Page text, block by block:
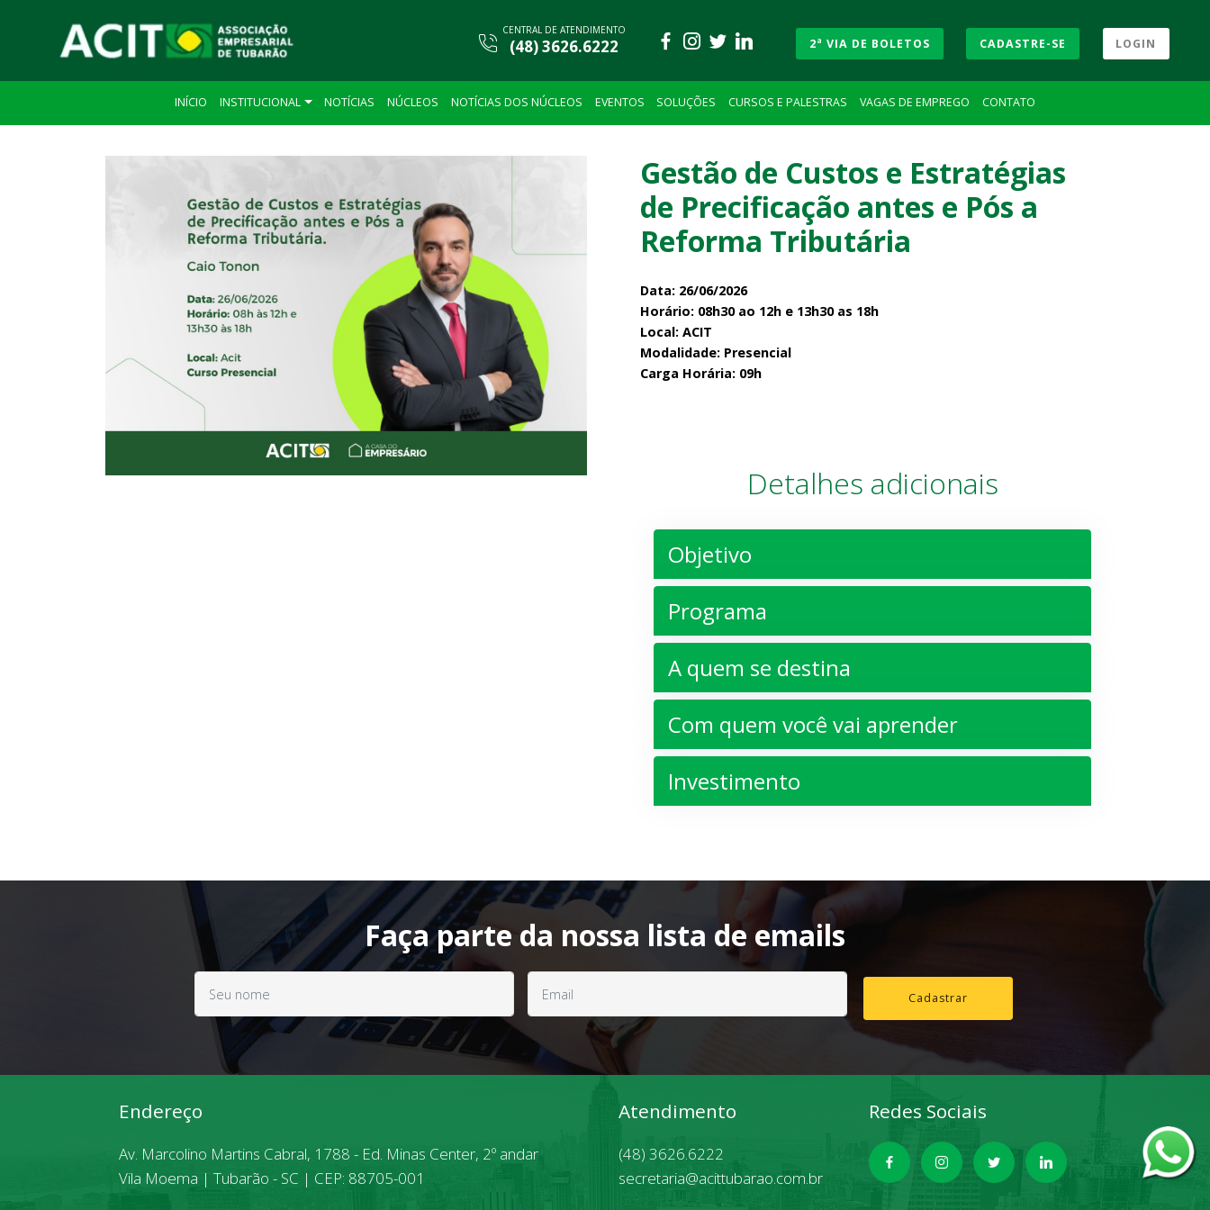
CENTRAL DE ATENDIMENTO
(48) 3626.6222 2ª VIA DE BOLETOS CADASTRE-SE LOGIN
INÍCIO INSTITUCIONAL NOTÍCIAS NÚCLEOS NOTÍCIAS DOS NÚCLEOS EVENTOS SOLUÇÕES CURSOS E PALESTRAS VAGAS DE EMPREGO CONTATO
Gestão de Custos e Estratégias
de Precificação antes e Pós a
Reforma Tributária
Data: 26/06/2026
Horário: 08h30 ao 12h e 13h30 as 18h
Local: ACIT
Modalidade: Presencial
Carga Horária: 09h
Detalhes adicionais
Objetivo
Programa
A quem se destina
Com quem você vai aprender
Investimento
Faça parte da nossa lista de emails
Cadastrar
Endereço
Av. Marcolino Martins Cabral, 1788 - Ed. Minas Center, 2º andar
Vila Moema | Tubarão - SC | CEP: 88705-001
Atendimento
(48) 3626.6222
secretaria@acittubarao.com.br
Redes Sociais